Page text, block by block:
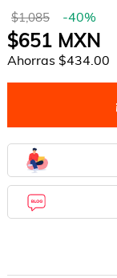
$1,085 -40%
$651MXN
Ahorras $434.00